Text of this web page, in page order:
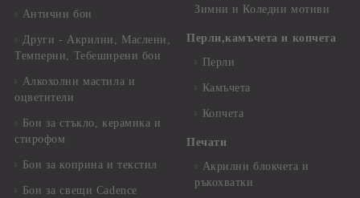
Антични бои
Други - Акрилни, Маслени,
Темперни, Тебеширени бои
Алкохолни мастила и
оцветители
Бои за стъкло, керамика и
стирофом
Бои за коприна и текстил
Бои за свещи Cadence
Зимни и Коледни мотиви
Перли,камъчета и копчета
Перли
Камъчета
Копчета
Печати
Акрилни блокчета и
ръкохватки